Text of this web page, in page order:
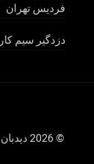
فرديس تهران
دزدگير سيم
© 2026 دیدبان الکترونیک. All Rights Reserved.